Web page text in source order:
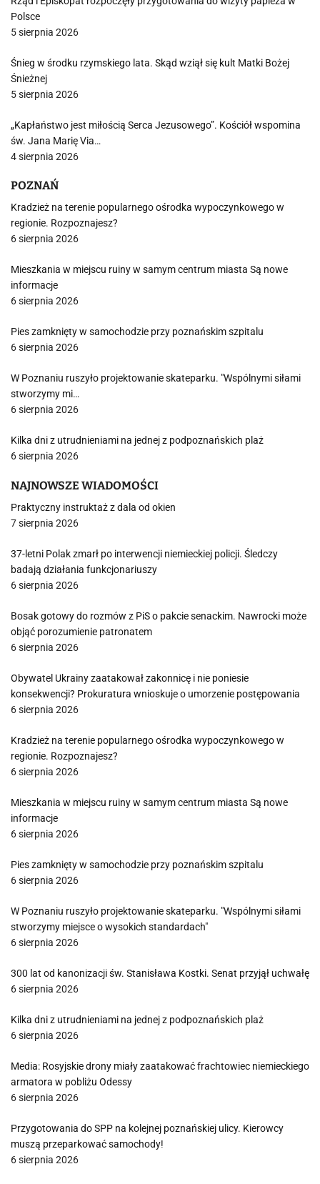
Polsce
5 sierpnia 2026
Śnieg w środku rzymskiego lata. Skąd wziął się kult Matki Bożej
Śnieżnej
5 sierpnia 2026
„Kapłaństwo jest miłością Serca Jezusowego”. Kościół wspomina
św. Jana Marię Via…
4 sierpnia 2026
POZNAŃ
Kradzież na terenie popularnego ośrodka wypoczynkowego w
regionie. Rozpoznajesz?
6 sierpnia 2026
Mieszkania w miejscu ruiny w samym centrum miasta Są nowe
informacje
6 sierpnia 2026
Pies zamknięty w samochodzie przy poznańskim szpitalu
6 sierpnia 2026
W Poznaniu ruszyło projektowanie skateparku. "Wspólnymi siłami
stworzymy mi…
6 sierpnia 2026
Kilka dni z utrudnieniami na jednej z podpoznańskich plaż
6 sierpnia 2026
NAJNOWSZE WIADOMOŚCI
Praktyczny instruktaż z dala od okien
7 sierpnia 2026
37-letni Polak zmarł po interwencji niemieckiej policji. Śledczy
badają działania funkcjonariuszy
6 sierpnia 2026
Bosak gotowy do rozmów z PiS o pakcie senackim. Nawrocki może
objąć porozumienie patronatem
6 sierpnia 2026
Obywatel Ukrainy zaatakował zakonnicę i nie poniesie
konsekwencji? Prokuratura wnioskuje o umorzenie postępowania
6 sierpnia 2026
Kradzież na terenie popularnego ośrodka wypoczynkowego w
regionie. Rozpoznajesz?
6 sierpnia 2026
Mieszkania w miejscu ruiny w samym centrum miasta Są nowe
informacje
6 sierpnia 2026
Pies zamknięty w samochodzie przy poznańskim szpitalu
6 sierpnia 2026
W Poznaniu ruszyło projektowanie skateparku. "Wspólnymi siłami
stworzymy miejsce o wysokich standardach"
6 sierpnia 2026
300 lat od kanonizacji św. Stanisława Kostki. Senat przyjął uchwałę
6 sierpnia 2026
Kilka dni z utrudnieniami na jednej z podpoznańskich plaż
6 sierpnia 2026
Media: Rosyjskie drony miały zaatakować frachtowiec niemieckiego
armatora w pobliżu Odessy
6 sierpnia 2026
Przygotowania do SPP na kolejnej poznańskiej ulicy. Kierowcy
muszą przeparkować samochody!
6 sierpnia 2026